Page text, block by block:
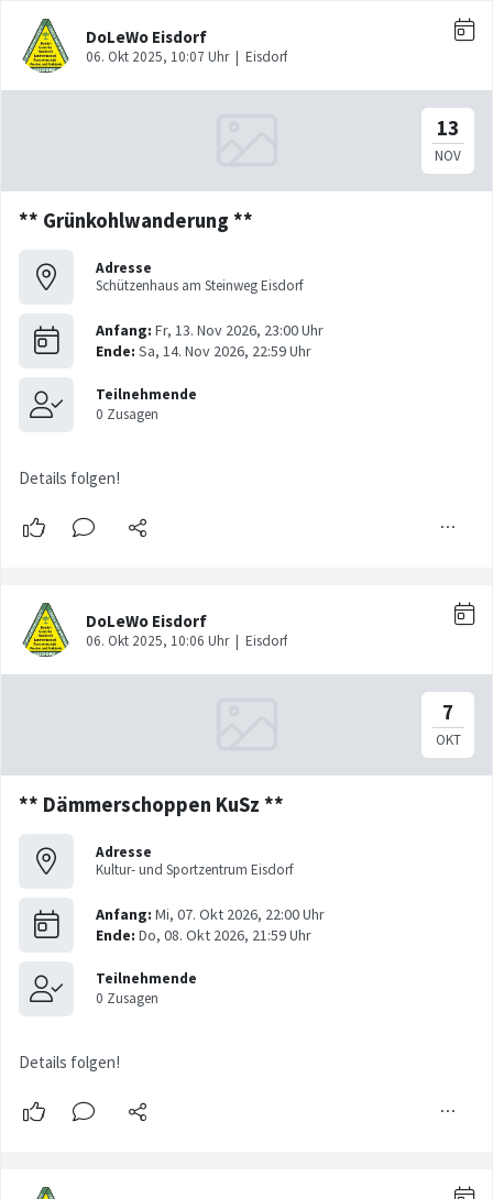
** Grünkohlwanderung **
Adresse
Schützenhaus am Steinweg Eisdorf
Details folgen!
** Dämmerschoppen KuSz **
Adresse
Kultur- und Sportzentrum Eisdorf
Details folgen!